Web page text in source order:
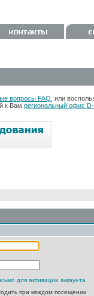
вопросы FAQ , или
к Вам региональный офис D-
для активации аккаунта
при каждом посещении